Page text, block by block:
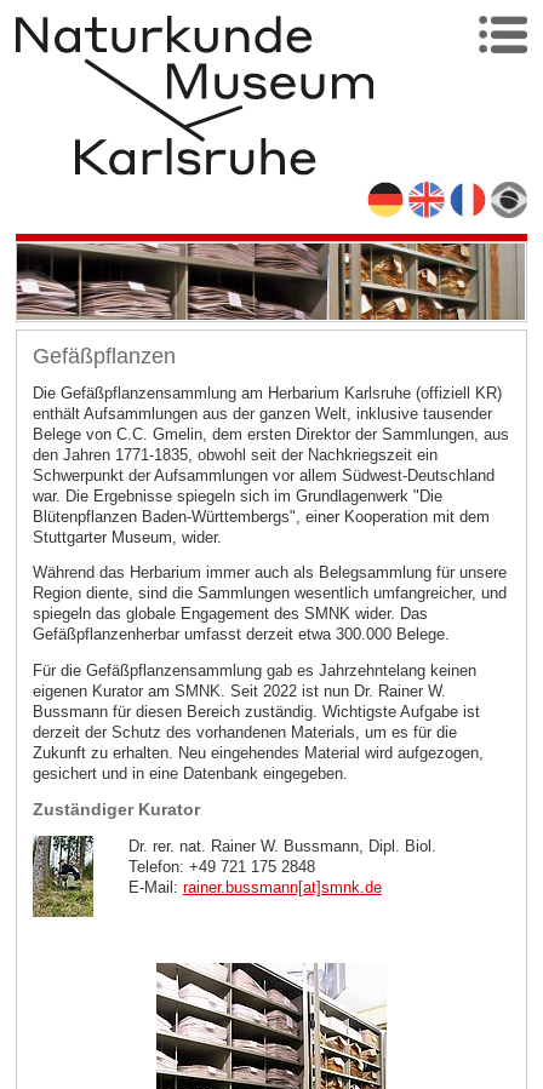
Gefäßpflanzen
Die Gefäßpflanzensammlung am Herbarium Karlsruhe (offiziell KR)
enthält Aufsammlungen aus der ganzen Welt, inklusive tausender
Belege von C.C. Gmelin, dem ersten Direktor der Sammlungen, aus
den Jahren 1771-1835, obwohl seit der Nachkriegszeit ein
Schwerpunkt der Aufsammlungen vor allem Südwest-Deutschland
war. Die Ergebnisse spiegeln sich im Grundlagenwerk "Die
Blütenpflanzen Baden-Württembergs", einer Kooperation mit dem
Stuttgarter Museum, wider.
Während das Herbarium immer auch als Belegsammlung für unsere
Region diente, sind die Sammlungen wesentlich umfangreicher, und
spiegeln das globale Engagement des SMNK wider. Das
Gefäßpflanzenherbar umfasst derzeit etwa 300.000 Belege.
Für die Gefäßpflanzensammlung gab es Jahrzehntelang keinen
eigenen Kurator am SMNK. Seit 2022 ist nun Dr. Rainer W.
Bussmann für diesen Bereich zuständig. Wichtigste Aufgabe ist
derzeit der Schutz des vorhandenen Materials, um es für die
Zukunft zu erhalten. Neu eingehendes Material wird aufgezogen,
gesichert und in eine Datenbank eingegeben.
Zuständiger Kurator
Dr. rer. nat. Rainer W. Bussmann, Dipl. Biol.
Telefon: +49 721 175 2848
E-Mail: rainer.bussmann[at]smnk de